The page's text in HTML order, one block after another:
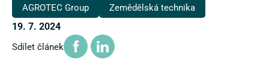
AGROTEC Group Zemědělská technika
19. 7. 2024
Sdílet článek